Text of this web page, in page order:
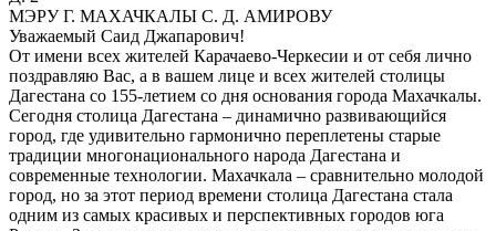
МЭРУ Г. МАХАЧКАЛЫ С. Д. АМИРОВУ
Уважаемый Саид Джапарович!
От имени всех жителей Карачаево-Черкесии и от себя лично
поздравляю Вас, а в вашем лице и всех жителей столицы
Дагестана со 155-летием со дня основания города Махачкалы.
Сегодня столица Дагестана – динамично развивающийся
город, где удивительно гармонично переплетены старые
традиции многонационального народа Дагестана и
современные технологии. Махачкала – сравнительно молодой
город, но за этот период времени столица Дагестана стала
одним из самых красивых и перспективных городов юга